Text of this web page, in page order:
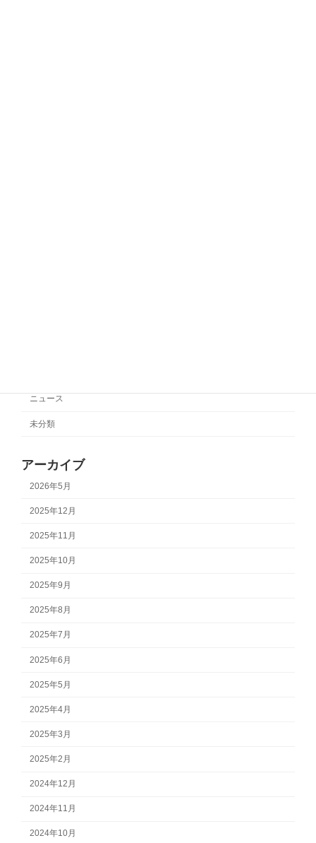
ニュース
未分類
アーカイブ
2026年5月
2025年12月
2025年11月
2025年10月
2025年9月
2025年8月
2025年7月
2025年6月
2025年5月
2025年4月
2025年3月
2025年2月
2024年12月
2024年11月
2024年10月